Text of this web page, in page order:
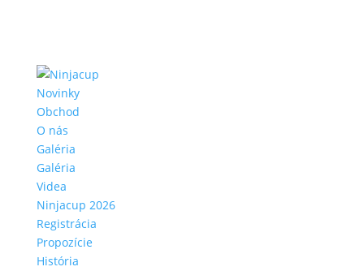
Novinky
Obchod
O nás
Galéria
Galéria
Videa
Ninjacup 2026
Registrácia
Propozície
História